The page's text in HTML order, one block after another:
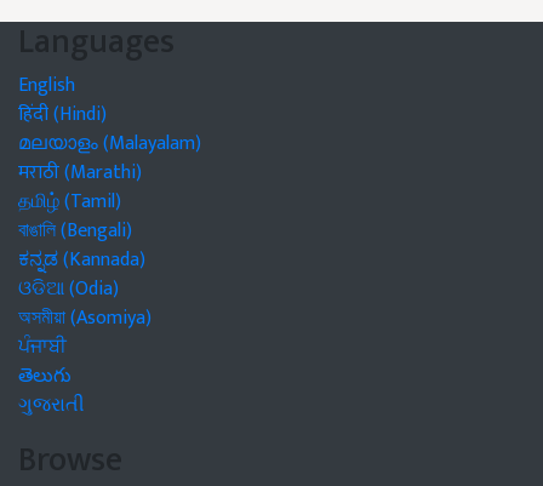
Languages
English
हिंदी (Hindi)
മലയാളം (Malayalam)
मराठी (Marathi)
தமிழ் (Tamil)
বাঙালি (Bengali)
ಕನ್ನಡ (Kannada)
ଓଡିଆ (Odia)
অসমীয়া (Asomiya)
ਪੰਜਾਬੀ
తెలుగు
ગુજરાતી
Browse